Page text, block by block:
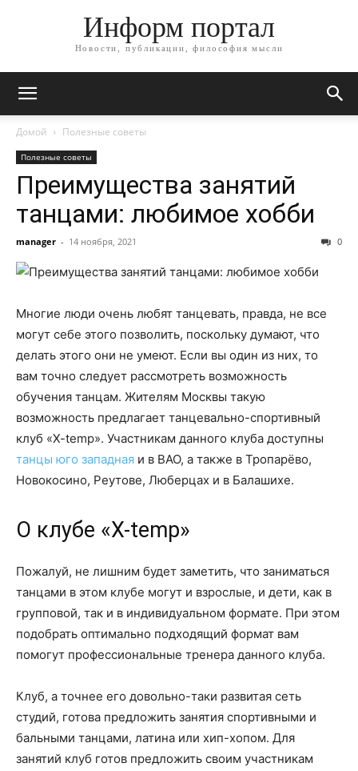
Информ портал
Новости, публикации, философия мысли
Домой Полезные советы
Полезные советы
Преимущества занятий
танцами: любимое хобби
manager - 14 ноября, 2021 0
Многие люди очень любят танцевать, правда, не все
могут себе этого позволить, поскольку думают, что
делать этого они не умеют. Если вы один из них, то
вам точно следует рассмотреть возможность
обучения танцам. Жителям Москвы такую
возможность предлагает танцевально-спортивный
клуб «X-temp». Участникам данного клуба доступны
танцы юго западная и в ВАО, а также в Тропарёво,
Новокосино, Реутове, Люберцах и в Балашихе.
О клубе «X-temp»
Пожалуй, не лишним будет заметить, что заниматься
танцами в этом клубе могут и взрослые, и дети, как в
групповой, так и в индивидуальном формате. При этом
подобрать оптимально подходящий формат вам
помогут профессиональные тренера данного клуба.
Клуб, а точнее его довольно-таки развитая сеть
студий, готова предложить занятия спортивными и
бальными танцами, латина или хип-хопом. Для
занятий клуб готов предложить своим участникам